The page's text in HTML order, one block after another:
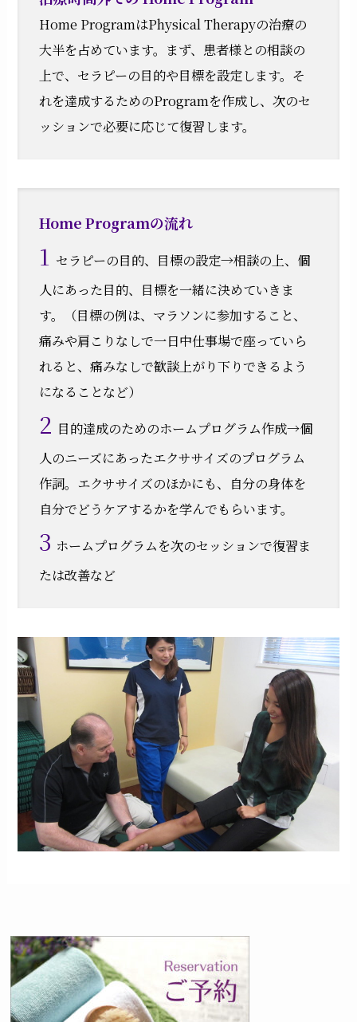
Home ProgramはPhysical Therapyの治療の
大半を占めています。まず、患者様との相談の
上で、セラピーの目的や目標を設定します。そ
れを達成するためのProgramを作成し、次のセ
ッションで必要に応じて復習します。
Home Programの流れ
1 セラピーの目的、目標の設定→相談の上、個
人にあった目的、目標を一緒に決めていきま
す。（目標の例は、マラソンに参加すること、
痛みや肩こりなしで一日中仕事場で座っていら
れると、痛みなしで歓談上がり下りできるよう
になることなど）
2 目的達成のためのホームプログラム作成→個
人のニーズにあったエクササイズのプログラム
作詞。エクササイズのほかにも、自分の身体を
自分でどうケアするかを学んでもらいます。
3 ホームプログラムを次のセッションで復習ま
たは改善など